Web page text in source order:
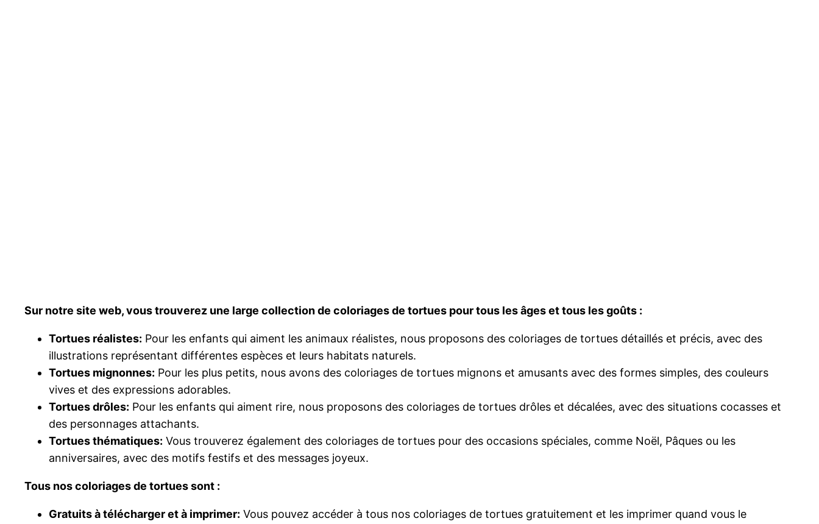
Sur notre site web, vous trouverez une large collection de coloriages de tortues pour tous les âges et tous les goûts :
Tortues réalistes: Pour les enfants qui aiment les animaux réalistes, nous proposons des coloriages de tortues détaillés et précis, avec des
illustrations représentant différentes espèces et leurs habitats naturels.
Tortues mignonnes: Pour les plus petits, nous avons des coloriages de tortues mignons et amusants avec des formes simples, des couleurs
vives et des expressions adorables.
Tortues drôles: Pour les enfants qui aiment rire, nous proposons des coloriages de tortues drôles et décalées, avec des situations cocasses et
des personnages attachants.
Tortues thématiques: Vous trouverez également des coloriages de tortues pour des occasions spéciales, comme Noël, Pâques ou les
anniversaires, avec des motifs festifs et des messages joyeux.
Tous nos coloriages de tortues sont :
Gratuits à télécharger et à imprimer: Vous pouvez accéder à tous nos coloriages de tortues gratuitement et les imprimer quand vous le